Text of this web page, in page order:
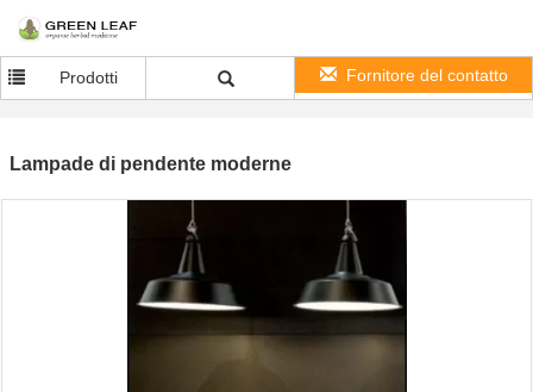
Prodotti Fornitore del contatto
Lampade di pendente moderne